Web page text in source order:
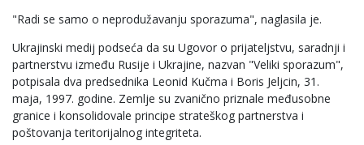
"Radi se samo o neprodužavanju sporazuma", naglasila je.
Ukrajinski medij podseća da su Ugovor o prijateljstvu, saradnji i
partnerstvu između Rusije i Ukrajine, nazvan "Veliki sporazum",
potpisala dva predsednika Leonid Kučma i Boris Jeljcin, 31.
maja, 1997. godine. Zemlje su zvanično priznale međusobne
granice i konsolidovale principe strateškog partnerstva i
poštovanja teritorijalnog integriteta.